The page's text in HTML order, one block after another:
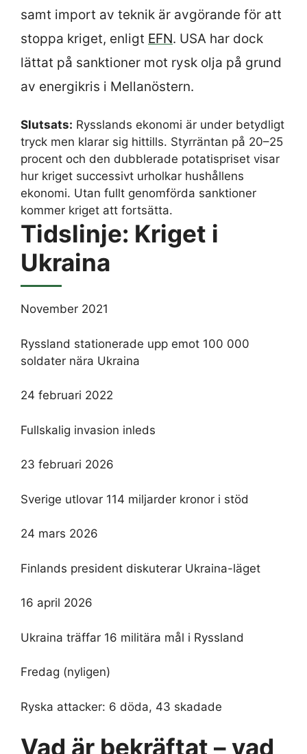
samt import av teknik är avgörande för att
stoppa kriget, enligt EFN. USA har dock
lättat på sanktioner mot rysk olja på grund
av energikris i Mellanöstern.
Slutsats: Rysslands ekonomi är under betydligt
tryck men klarar sig hittills. Styrräntan på 20–25
procent och den dubblerade potatispriset visar
hur kriget successivt urholkar hushållens
ekonomi. Utan fullt genomförda sanktioner
kommer kriget att fortsätta.
Tidslinje: Kriget i
Ukraina
November 2021
Ryssland stationerade upp emot 100 000
soldater nära Ukraina
24 februari 2022
Fullskalig invasion inleds
23 februari 2026
Sverige utlovar 114 miljarder kronor i stöd
24 mars 2026
Finlands president diskuterar Ukraina-läget
16 april 2026
Ukraina träffar 16 militära mål i Ryssland
Fredag (nyligen)
Ryska attacker: 6 döda, 43 skadade
Vad är bekräftat – vad